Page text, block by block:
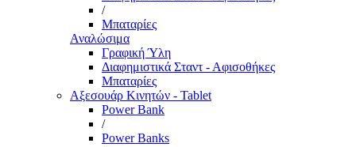
/
Μπαταρίες
Αναλώσιμα
Γραφική Ύλη
Διαφημιστικά Σταντ - Αφισοθήκες
Μπαταρίες
Αξεσουάρ Κινητών - Tablet
Power Bank
/
Power Banks